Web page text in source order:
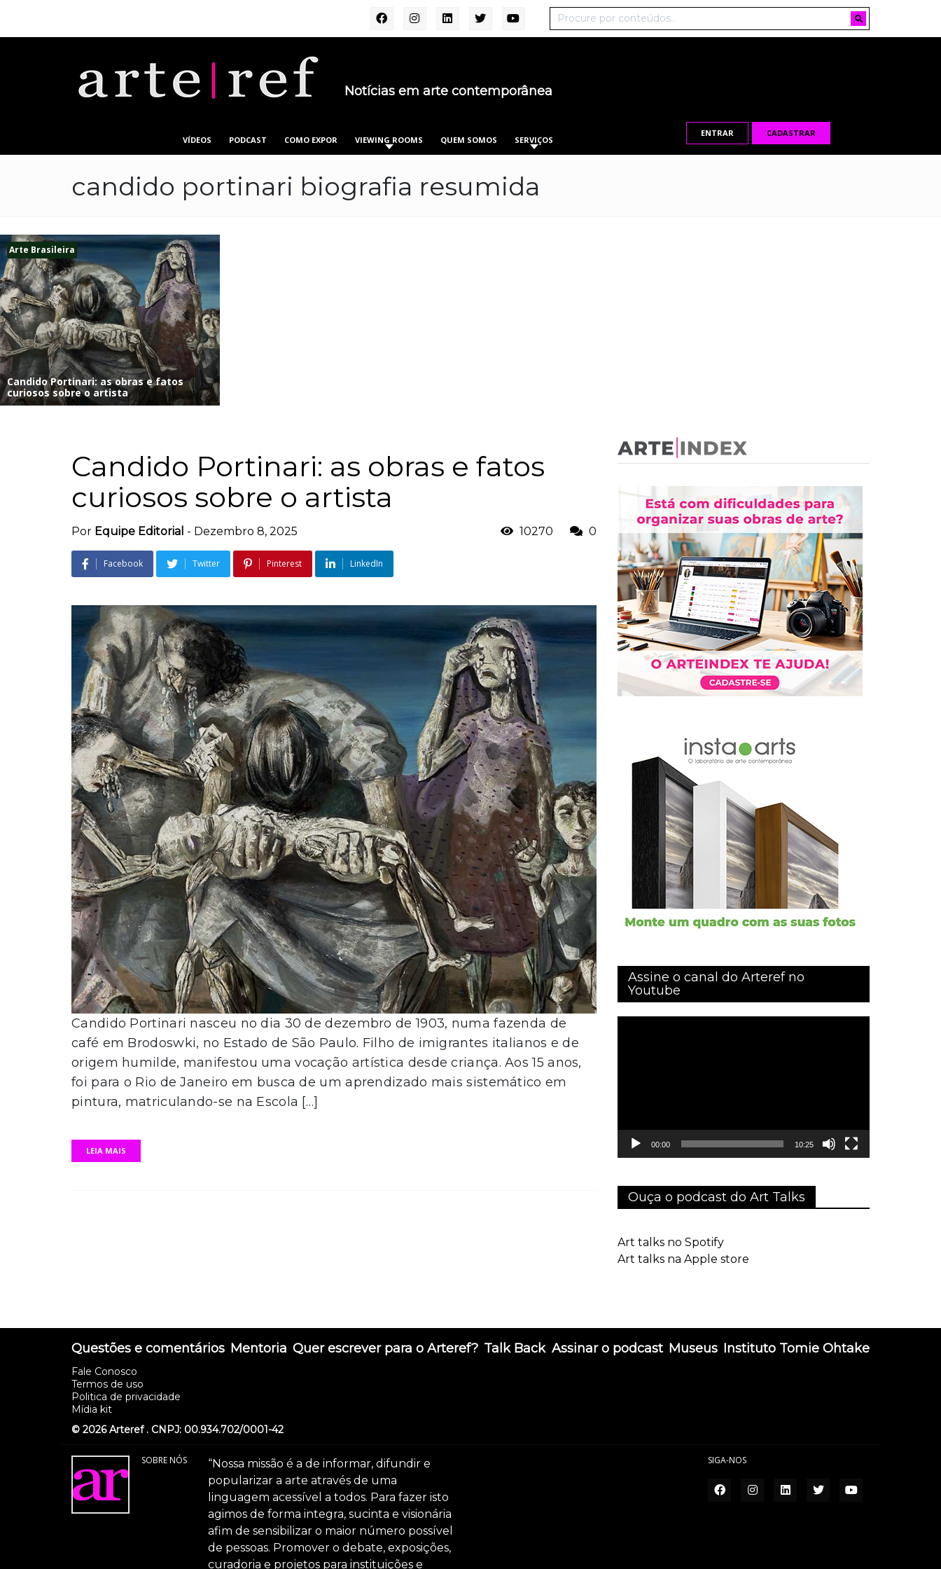
Notícias em arte contemporânea
VÍDEOS PODCAST COMO EXPOR VIEWING ROOMS QUEM SOMOS SERVIÇOS
ENTRAR CADASTRAR
candido portinari biografia resumida
Arte Brasileira
Candido Portinari: as obras e fatos
curiosos sobre o artista
Candido Portinari: as obras e fatos
curiosos sobre o artista
Por Equipe Editorial - Dezembro 8, 2025 10270 0
Facebook Twitter Pinterest LinkedIn
Candido Portinari nasceu no dia 30 de dezembro de 1903, numa fazenda de
café em Brodoswki, no Estado de São Paulo. Filho de imigrantes italianos e de
origem humilde, manifestou uma vocação artística desde criança. Aos 15 anos,
foi para o Rio de Janeiro em busca de um aprendizado mais sistemático em
pintura, matriculando-se na Escola […]
LEIA MAIS
Assine o canal do Arteref no
Youtube
00:00 10:25
Ouça o podcast do Art Talks
Art talks no Spotify
Art talks na Apple store
Questões e comentários
Fale Conosco
Termos de uso
Politica de privacidade
Mídia kit
Mentoria Quer escrever para o Arteref? Talk Back Assinar o podcast Museus Instituto Tomie Ohtake
© 2026 Arteref . CNPJ: 00.934.702/0001-42
SOBRE NÓS
“Nossa missão é a de informar, difundir e
popularizar a arte através de uma
linguagem acessível a todos. Para fazer isto
agimos de forma integra, sucinta e visionária
afim de sensibilizar o maior número possível
de pessoas. Promover o debate, exposições,
curadoria e projetos para instituições e
SIGA-NOS